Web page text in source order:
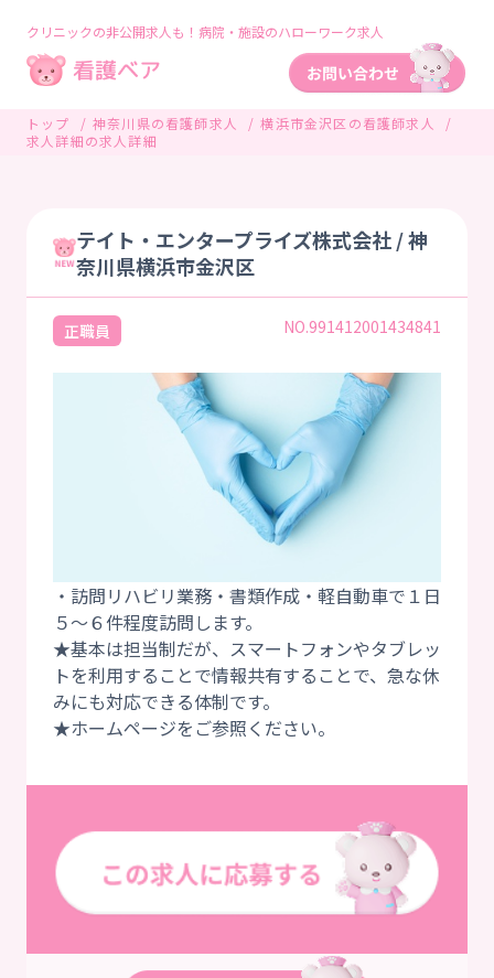
クリニックの非公開求人も！病院・施設のハローワーク求人
トップ 神奈川県の看護師求人
横浜市金沢区の看護師求人
求人詳細の求人詳細
テイト・エンタープライズ株式会社 / 神
奈川県横浜市金沢区
正職員 NO.991412001434841
・訪問リハビリ業務・書類作成・軽自動車で１日
５～６件程度訪問します。
★基本は担当制だが、スマートフォンやタブレッ
トを利用することで情報共有することで、急な休
みにも対応できる体制です。